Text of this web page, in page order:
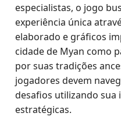
especialistas, o jogo
experiência única
elaborado e gráficos
cidade de Myan como
por suas tradições
jogadores devem
desafios utilizando sua
estratégicas.